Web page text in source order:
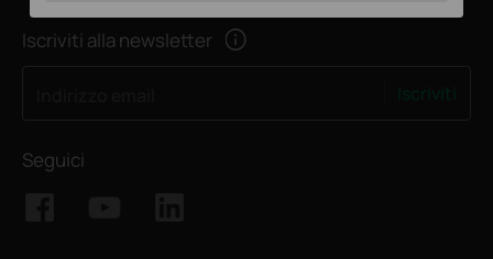
Iscriviti alla newsletter
Seguici